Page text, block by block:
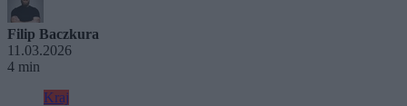
Filip Baczkura
11.03.2026
4 min
Kraj